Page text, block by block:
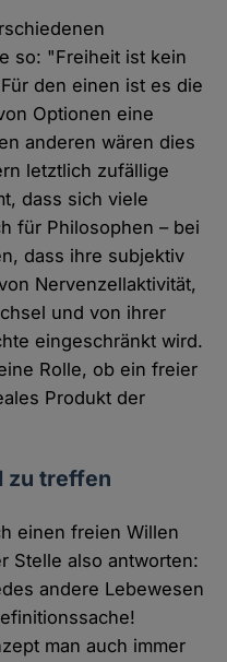
so: "Freiheit ist kein
den einen ist es die
Optionen eine
anderen wären dies
letztlich zufällige
dass sich viele
für Philosophen – bei
dass ihre subjektiv
Nervenzellaktivität,
und von ihrer
eingeschränkt wird.
Rolle, ob ein freier
Produkt der
zu treffen
einen freien Willen
Stelle also antworten:
andere Lebewesen
man auch immer